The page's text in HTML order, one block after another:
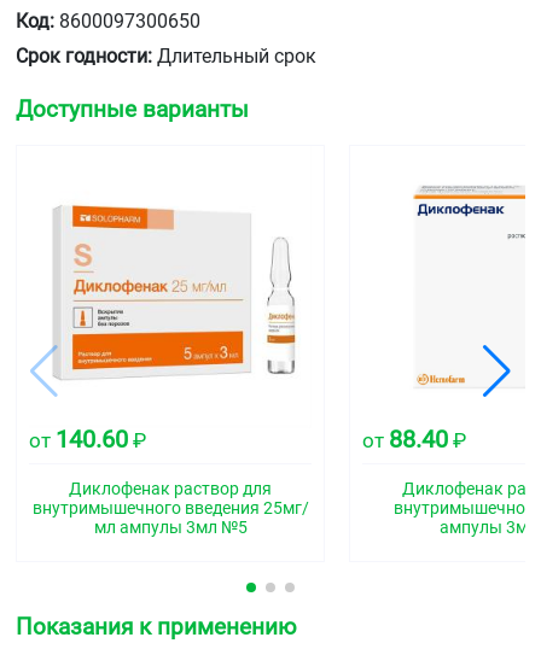
Код: 8600097300650
Срок годности: Длительный срок
Доступные варианты
от 140.60 ₽
Диклофенак раствор для
внутримышечного введения 25мг/
мл ампулы 3мл №5
от 88.40 ₽
Диклофенак
ампулы
Показания к применению